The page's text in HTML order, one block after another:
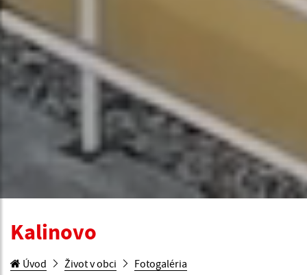
Kalinovo
Úvod Život v obci Fotogaléria